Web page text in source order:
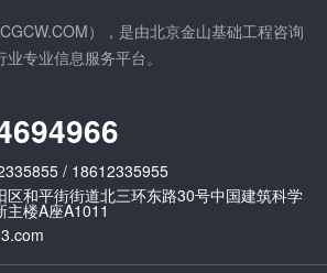
），是由北京金山基础工程咨询
专业信息服务平台。
/ 18612335955
区和平街街道北三环东路30号中国建筑科学
主楼A座A1011